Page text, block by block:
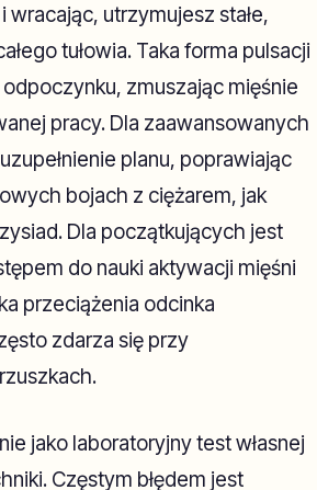
utrzymujesz stałe,
tułowia. Taka forma pulsacji
zmuszając mięśnie
pracy. Dla zaawansowanych
planu, poprawiając
bojach z ciężarem, jak
Dla początkujących jest
do nauki aktywacji mięśni
przeciążenia odcinka
zdarza się przy
jako laboratoryjny test własnej
Częstym błędem jest